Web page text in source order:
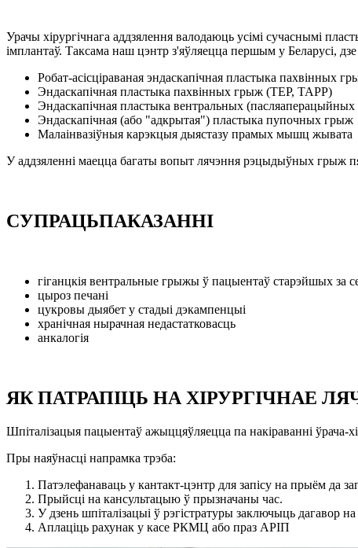
Урачы хірургічнага аддзялення валодаюць усімі сучаснымі
імплантаў. Таксама наш цэнтр з'яўляецца першым у Беларусі,
Робат-асісціраваная эндаскапічная пластыка пахвінных
Эндаскапічная пластыка пахвінных грыж (ТЕР, ТАРР)
Эндаскапічная пластыка вентральных
Эндаскапічная (або "адкрытая") пластыка пупочных грыж
Малаінвазіўныя карэкцыя дыястазу прамых мышц жывата
У аддзяленні маецца багаты вопыт лячэння рэцыдыўных грыж
СУПРАЦЬПАКАЗАННІ
гіганцкія вентральные грыжы ў пацыентаў старэйшых за
цыроз печані
цукровы дыябет у стадыі дэкампенцыі
хранічная нырачная недастатковасць
анкалогія
ЯК ПАТРАПІЦЬ НА ХІРУРГІЧНАЕ
Шпіталізацыя пацыентаў ажыццяўляецца па накіраванні ўрача-
Пры наяўнасці напрамка трэба:
Патэлефанаваць у кантакт-цэнтр для запісу на прыём да
Прыйсці на кансультацыю ў прызначаны час.
У дзень шпіталізацыі ў рэгістратуры заключыць дагавор
Аплаціць рахунак у касе РКМЦ або праз АРІП